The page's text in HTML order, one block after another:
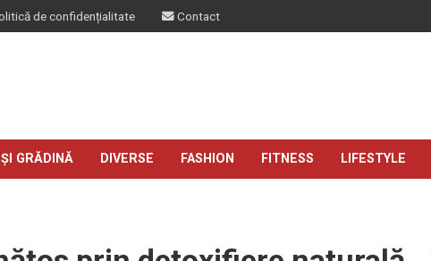
de confidențialitate Contact
GRĂDINĂ DIVERSE FASHION FITNESS LIFESTYLE